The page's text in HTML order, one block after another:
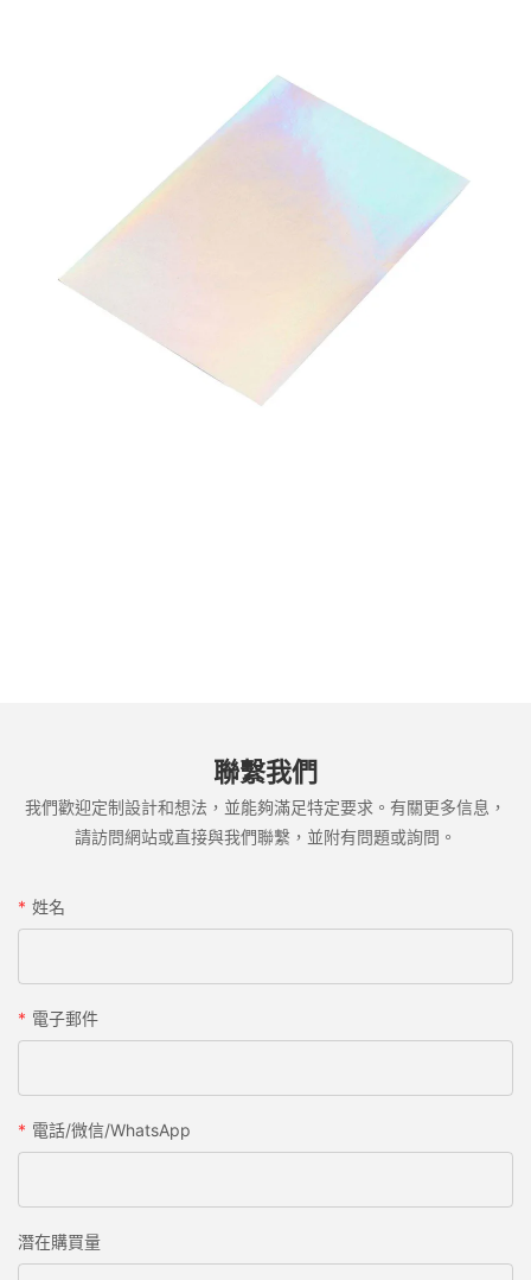
聯繫我們
我們歡迎定制設計和想法，並能夠滿足特定要求。有關更多信息，
請訪問網站或直接與我們聯繫，並附有問題或詢問。
姓名
電子郵件
電話/微信/WhatsApp
潛在購買量